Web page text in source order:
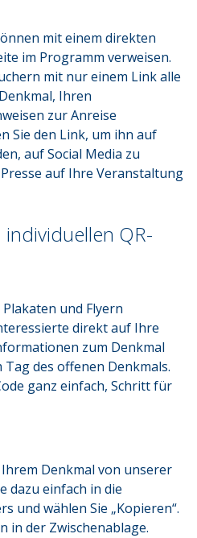
mit einem direkten
im Programm verweisen.
mit nur einem Link alle
Ihren
zur Anreise
Sie den Link, um ihn auf
auf Social Media zu
auf Ihre Veranstaltung
individuellen QR-
und Flyern
direkt auf Ihre
zum Denkmal
des offenen Denkmals.
ganz einfach, Schritt für
Denkmal von unserer
dazu einfach in die
und wählen Sie „Kopieren“.
in der Zwischenablage.